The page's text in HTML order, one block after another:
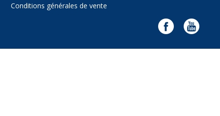
Conditions générales de vente